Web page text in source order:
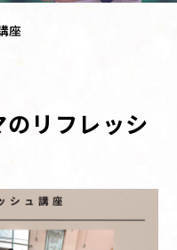
座
リフレッシ